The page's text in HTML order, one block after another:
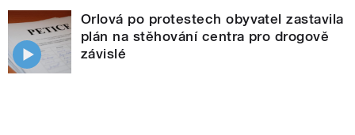
Orlová po protestech obyvatel zastavila
plán na stěhování centra pro drogově
závislé